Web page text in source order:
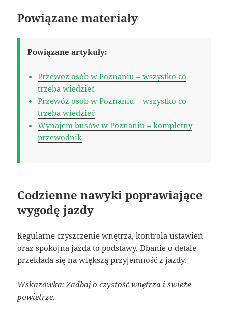
Powiązane materiały
Powiązane artykuły:
Przewóz osób w Poznaniu – wszystko co
trzeba wiedzieć
Przewóz osób w Poznaniu – wszystko co
trzeba wiedzieć
Wynajem busów w Poznaniu – kompletny
przewodnik
Codzienne nawyki poprawiające
wygodę jazdy
Regularne czyszczenie wnętrza, kontrola ustawień
oraz spokojna jazda to podstawy. Dbanie o detale
przekłada się na większą przyjemność z jazdy.
Wskazówka: Zadbaj o czystość wnętrza i świeże
powietrze.